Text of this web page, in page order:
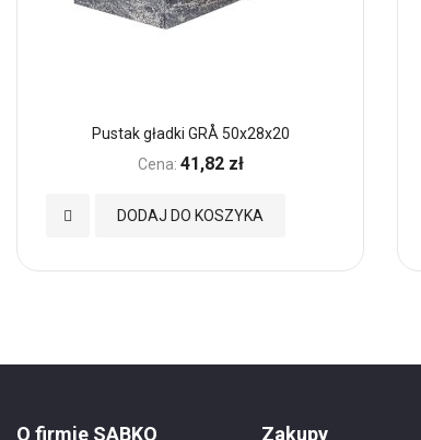
Pustak gładki GRÅ 50x28x20
Cena: 41,82 zł
DODAJ DO KOSZYKA
Dodaj
O firmie SABKO Zakupy